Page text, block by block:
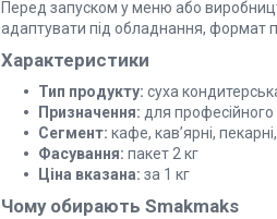
Перед запуском у меню або
адаптувати під обладнання, формат
Характеристики
Тип продукту: суха
Призначення: для
Сегмент: кафе, кав’ярні,
Фасування: пакет 2 кг
Ціна вказана: за 1 кг
Чому обирають Smakmaks